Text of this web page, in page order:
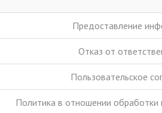
Предоставление
Отказ от
Пользовательское
Политика в отношении обработки